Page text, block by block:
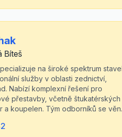
Bíteš
na široké spektrum
služby v oblasti zednictví,
Nabízí komplexní řešení pro
přestavby, včetně
koupelen. Tým odborníků se